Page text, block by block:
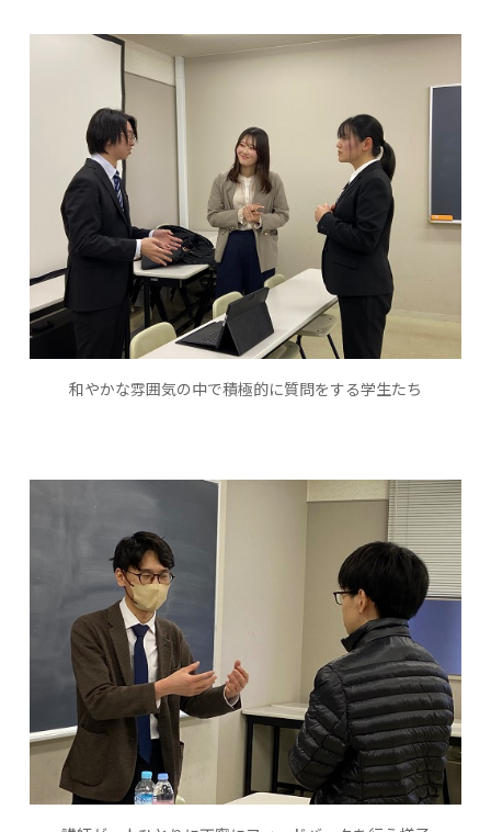
和やかな雰囲気の中で積極的に質問をする学生たち